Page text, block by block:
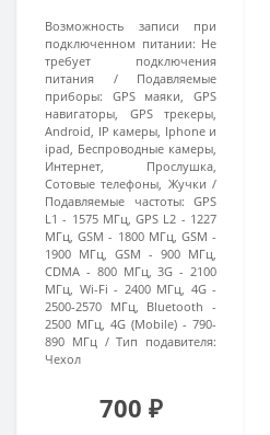
Возможность записи при
подключенном питании: Не
требует подключения
питания
Подавляемые
приборы:
GPS маяки, GPS
навигаторы, GPS трекеры,
Android, IP камеры, Iphone и
ipad, Беспроводные камеры,
Интернет, Прослушка,
Сотовые телефоны, Жучки
Подавляемые частоты: GPS
L1 - 1575 МГц, GPS L2 - 1227
МГц, GSM - 1800 МГц, GSM -
1900 МГц, GSM - 900 МГц,
CDMA - 800 МГц, 3G - 2100
МГц, Wi-Fi - 2400 МГц, 4G -
2500-2570 МГц, Bluetooth -
2500 МГц, 4G (Mobile) - 790-
890 МГц
Тип подавителя:
Чехол
700 ₽